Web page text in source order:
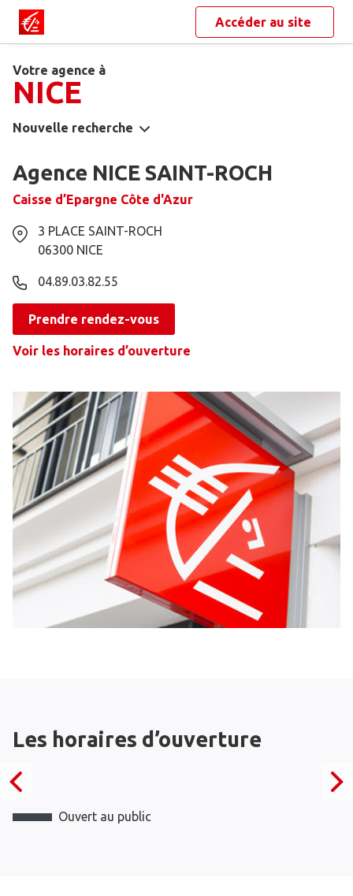
Accéder au site
Votre agence à
NICE
Nouvelle recherche
Agence NICE SAINT-ROCH
Caisse d’Epargne Côte d'Azur
3 PLACE SAINT-ROCH
06300 NICE
04.89.03.82.55
Prendre rendez-vous
Voir les horaires d’ouverture
Les horaires d’ouverture
Ouvert au public